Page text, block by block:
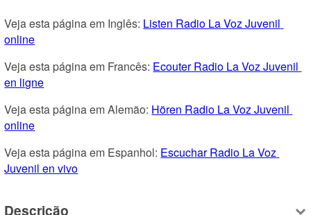
Veja esta página em Inglês: Listen Radio La Voz Juvenil
online
Veja esta página em Francês: Ecouter Radio La Voz Juvenil
en ligne
Veja esta página em Alemão: Hören Radio La Voz Juvenil
online
Veja esta página em Espanhol: Escuchar Radio La Voz
Juvenil en vivo
Descrição